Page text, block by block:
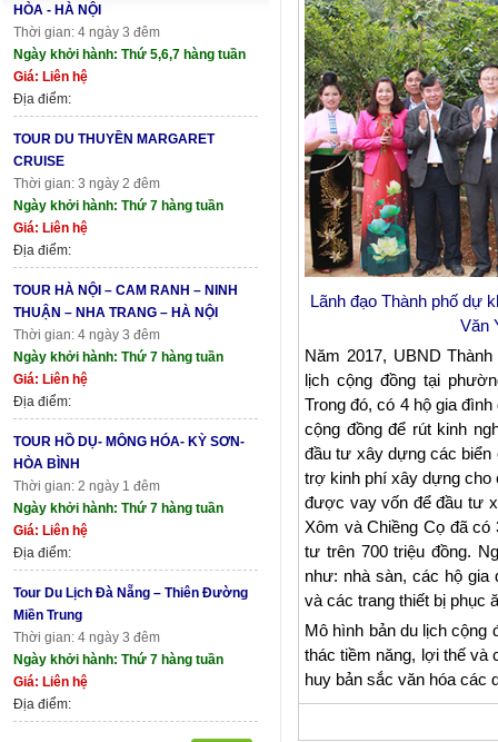
HÒA - HÀ NỘI
Thời gian: 4 ngày 3 đêm
Ngày khởi hành: Thứ 5,6,7 hàng tuần
Giá: Liên hệ
Địa điểm:
TOUR DU THUYỀN MARGARET
CRUISE
Thời gian: 3 ngày 2 đêm
Ngày khởi hành: Thứ 7 hàng tuần
Giá: Liên hệ
Địa điểm:
TOUR HÀ NỘI – CAM RANH – NINH
THUẬN – NHA TRANG – HÀ NỘI
Thời gian: 4 ngày 3 đêm
Ngày khởi hành: Thứ 7 hàng tuần
Giá: Liên hệ
Địa điểm:
TOUR HỒ DỤ- MÔNG HÓA- KỲ SƠN-
HÒA BÌNH
Thời gian: 2 ngày 1 đêm
Ngày khởi hành: Thứ 7 hàng tuần
Giá: Liên hệ
Địa điểm:
Tour Du Lịch Đà Nẵng – Thiên Đường
Miền Trung
Thời gian: 4 ngày 3 đêm
Ngày khởi hành: Thứ 7 hàng tuần
Giá: Liên hệ
Địa điểm:
Lãnh đạo Thành phố dự
Văn
Năm 2017, UBND
lịch cộng đồng tại
Trong đó, có 4 hộ gia
cộng đồng để rút kinh
đầu tư xây dựng các biển
trợ kinh phí xây dựng cho
được vay vốn để đầu tư
Xôm và Chiềng Cọ đã
tư trên 700 triệu đồng.
như: nhà sàn, các hộ
và các trang thiết bị phục
Mô hình bản du lịch cộng
thác tiềm năng, lợi thế và
huy bản sắc văn hóa các